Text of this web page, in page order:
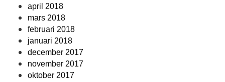
april 2018
mars 2018
februari 2018
januari 2018
december 2017
november 2017
oktober 2017